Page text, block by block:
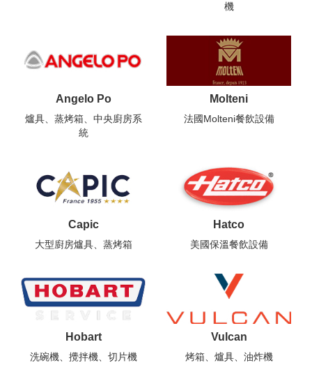
機
Angelo Po
爐具、蒸烤箱、中央廚房系
統
Molteni
法國Molteni餐飲設備
Capic
大型廚房爐具、蒸烤箱
Hatco
美國保溫餐飲設備
Hobart
洗碗機、攪拌機、切片機
Vulcan
烤箱、爐具、油炸機